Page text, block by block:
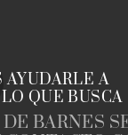
AYUDARLE A
QUE BUSCA
BARNES